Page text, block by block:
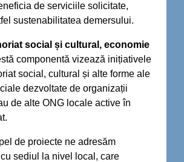
de serviciile solicitate,
sustenabilitatea demersului.
social și cultural, economie
componentă vizează inițiativele
social, cultural și alte forme ale
dezvoltate de organizații
de alte ONG locale active în
de proiecte ne adresăm
sediul la nivel local, care